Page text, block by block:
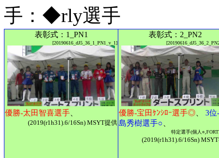
手：◆rly選手
表彰式：1_PN1
[20190616_dJ5_36_1_PN1_v_1]
優勝-太田智喜選手
(2019(r1h31).6/16Sn) MSYT提供
表彰式：2_PN2
優勝-宝田ｹﾝｼﾛｰ選手◎
3位
島秀樹選手○
特定選手(個人
(2019(r1h31).6/16Sn)